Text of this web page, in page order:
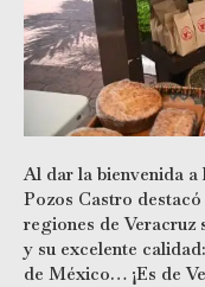
Al dar la bienvenida
Pozos Castro destacó
regiones de Veracruz
y su excelente
de México… ¡Es de